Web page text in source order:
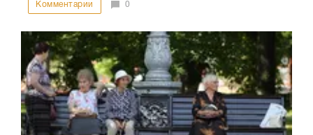
Комментарии 0